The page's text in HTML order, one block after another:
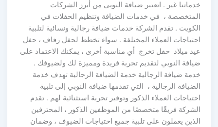
خدماتنا غير . اتعتبر ضيافة النوبي من أبرز الشركات
المتخصصة ، في خدمات الضيافة وتنظيم الحفلات في
الكويت . تقدم الشركة خدمات ضيافة رجالية ونسائية لتلبية
احتياجات العملاء المختلفة . سواء تخطط لحفل زفاف ، حفل
عيد ميلاد حفل تخرج أي مناسبة أخرى ، يمكنك الاعتماد على
ضيافة النوبي لتقديم تجربة فريدة ومميزة لك ولضيوفك .
خدمة ضيافة الرجالية خدمة الضيافة الرجالية تهدف خدمة
الضيافة الرجالية ، التي تقدمها ضيافة النوبي إلى تلبية
احتياجات العملاء الذكور وتوفير تجربة استثنائية لهم . تقدم
الشركة فريقًا متخصصًا من الموظفين الذكور ، المحترفين
الذين يعملون على تلبية جميع احتياجات الضيوف ، وضمان